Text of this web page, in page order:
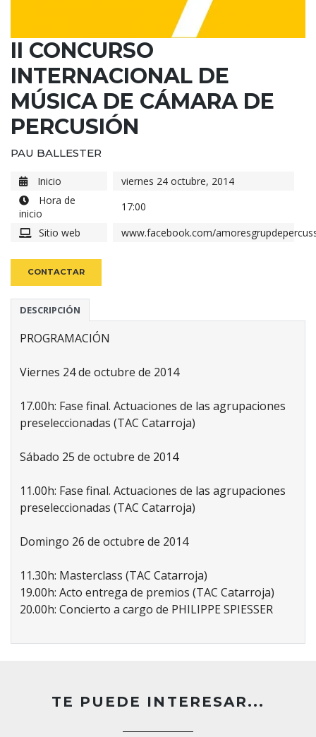
II CONCURSO
INTERNACIONAL DE
MÚSICA DE CÁMARA DE
PERCUSIÓN
PAU BALLESTER
Inicio
viernes 24 octubre, 2014
Hora de
inicio
17:00
Sitio web
www.facebook.com/
CONTACTAR
DESCRIPCIÓN
PROGRAMACIÓN
Viernes 24 de octubre de 2014
17.00h: Fase final. Actuaciones de las agrupaciones
preseleccionadas (TAC Catarroja)
Sábado 25 de octubre de 2014
11.00h: Fase final. Actuaciones de las agrupaciones
preseleccionadas (TAC Catarroja)
Domingo 26 de octubre de 2014
11.30h: Masterclass (TAC Catarroja)
19.00h: Acto entrega de premios (TAC Catarroja)
20.00h: Concierto a cargo de PHILIPPE SPIESSER
TE PUEDE INTERESAR...